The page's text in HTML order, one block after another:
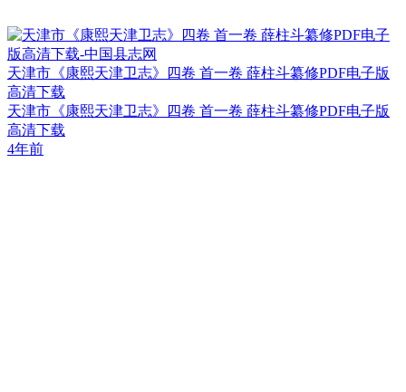
天津市《康熙天津卫志》四卷 首一卷 薛柱斗纂修PDF电子版
高清下载
天津市《康熙天津卫志》四卷 首一卷 薛柱斗纂修PDF电子版
高清下载
4年前